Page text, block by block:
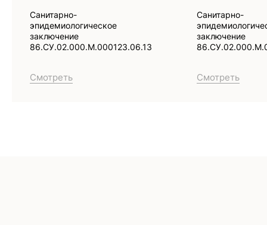
Санитарно-
эпидемиологическое
заключение
86.СУ.02.000.М.000123.06.13
Смотреть
Санитарно-
заключение
Смотреть